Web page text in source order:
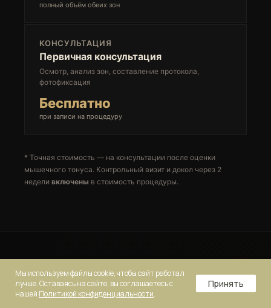
полный объём обеих зон
КОНСУЛЬТАЦИЯ
Первичная консультация
Осмотр, анализ зон, составление протокола,
фотофиксация
Бесплатно
при записи на процедуру
* Точная стоимость — на консультации после оценки
мышечного тонуса. Контрольный визит и докол через 2
недели включены в стоимость процедуры.
ВОПРОСЫ И ОТВЕТЫ
Часто спрашивают о
Мы используем файлы cookie, чтобы сайт работал
лучше. Оставаясь на сайте, вы соглашаетесь с
нашей Политикой конфиденциальности.
Принять